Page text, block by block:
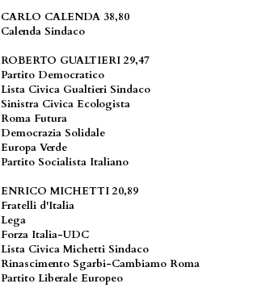
CARLO CALENDA 38,80
Calenda Sindaco
ROBERTO GUALTIERI 29,47
Partito Democratico
Lista Civica Gualtieri Sindaco
Sinistra Civica Ecologista
Roma Futura
Democrazia Solidale
Europa Verde
Partito Socialista Italiano
ENRICO MICHETTI 20,89
Fratelli d'Italia
Lega
Forza Italia-UDC
Lista Civica Michetti Sindaco
Rinascimento Sgarbi-Cambiamo Roma
Partito Liberale Europeo